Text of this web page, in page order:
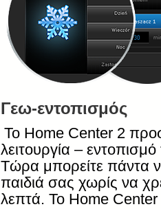
Γεω-εντοπισμός
Το Home Center 2
λειτουργία –
Τώρα μπορείτε πάντα
παιδιά σας χωρίς να
λεπτά. Το Home Center